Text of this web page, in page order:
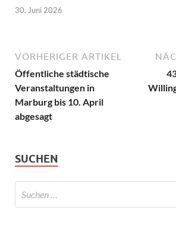
30. Juni 2026
VORHERIGER ARTIKEL
Öffentliche städtische
Veranstaltungen in
Marburg bis 10. April
abgesagt
SUCHEN